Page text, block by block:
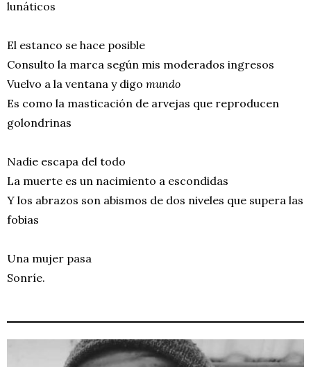
lunáticos
El estanco se hace posible
Consulto la marca según mis moderados ingresos
Vuelvo a la ventana y digo mundo
Es como la masticación de arvejas que reproducen
golondrinas
Nadie escapa del todo
La muerte es un nacimiento a escondidas
Y los abrazos son abismos de dos niveles que supera las
fobias
Una mujer pasa
Sonríe.